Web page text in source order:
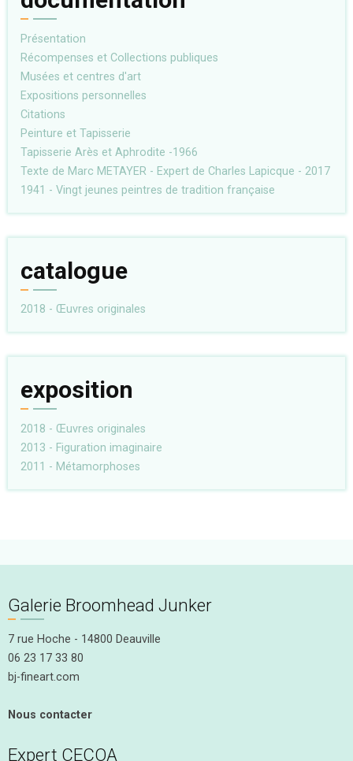
Présentation
Récompenses et Collections publiques
Musées et centres d'art
Expositions personnelles
Citations
Peinture et Tapisserie
Tapisserie Arès et Aphrodite -1966
Texte de Marc METAYER - Expert de Charles Lapicque - 2017
1941 - Vingt jeunes peintres de tradition française
catalogue
2018 - Œuvres originales
exposition
2018 - Œuvres originales
2013 - Figuration imaginaire
2011 - Métamorphoses
Galerie Broomhead Junker
7 rue Hoche - 14800 Deauville
06 23 17 33 80
bj-fineart.com
Nous contacter
Expert CECOA